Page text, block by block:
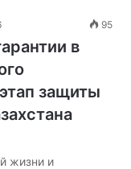
95
в
защиты
жизни и